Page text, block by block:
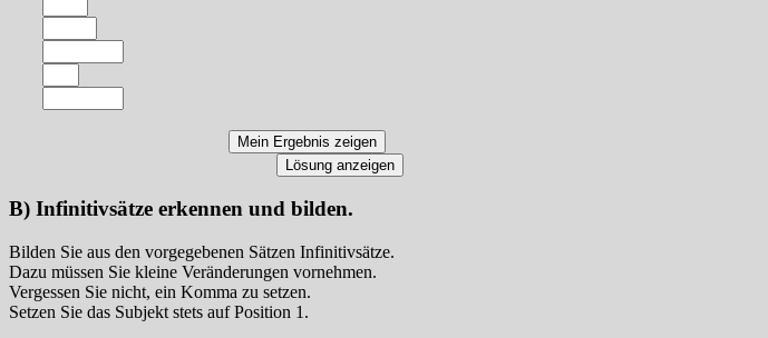
B) Infinitivsätze erkennen und bilden.
Bilden Sie aus den vorgegebenen Sätzen Infinitivsätze.
Dazu müssen Sie kleine Veränderungen vornehmen.
Vergessen Sie nicht, ein Komma zu setzen.
Setzen Sie das Subjekt stets auf Position 1.